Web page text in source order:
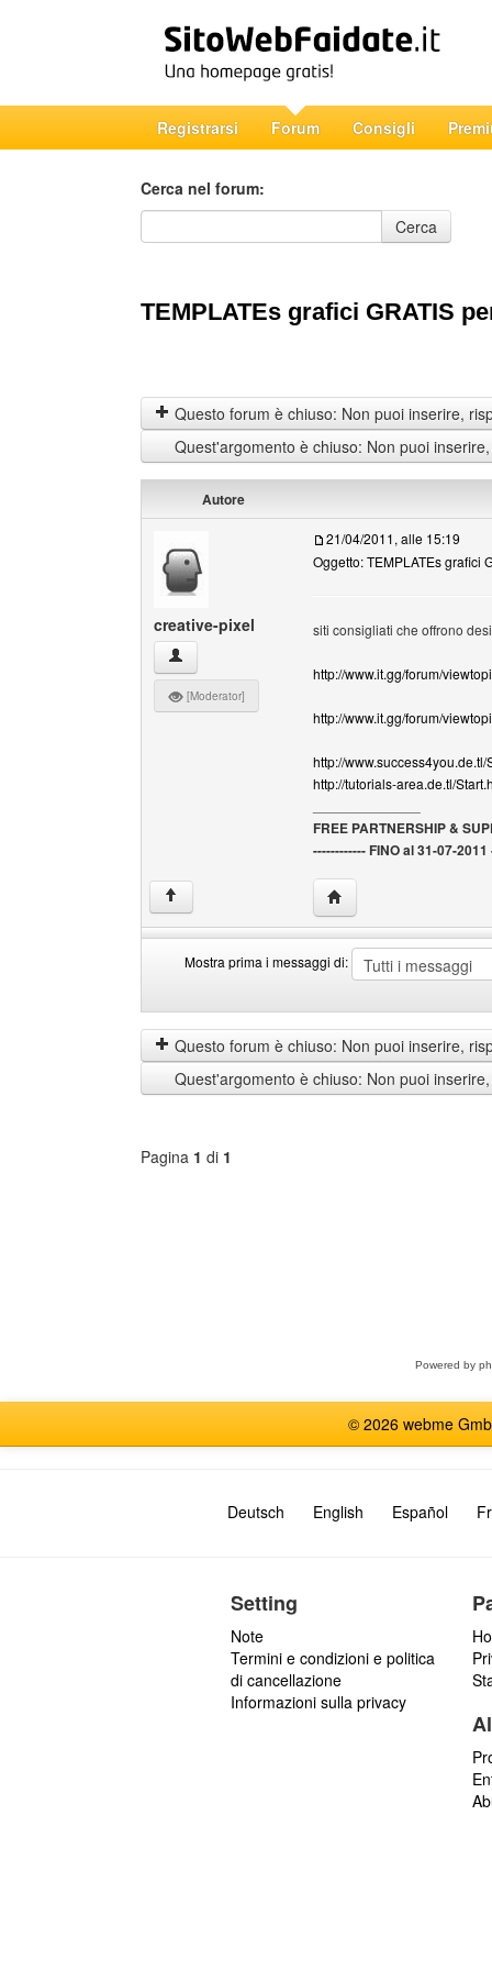
Registrarsi Forum Consigli
Cerca nel forum:
Cerca nel forum
Cerca
TEMPLATEs grafici GRATIS
Questo forum è chiuso: Non puoi inserire,
Quest'argomento è chiuso: Non puoi
Autore
creative-pixel
creative-pixel Profilo
[Moderator]
21/04/2011, alle 15:19
Oggetto: TEMPLATEs grafici
siti consigliati che offrono
http://www.it.gg/forum/
http://www.it.gg/forum/
http://www.success4you.de.tl/
http://tutorials-area.de.tl/
FREE PARTNERSHIP &
------------ FINO al 31-07-2011
↑ HomePage: creative-
Mostra prima i messaggi di:
prima
i
messaggi
di
by
Questo forum è chiuso: Non puoi inserire,
Quest'argomento è chiuso: Non puoi
Pagina 1 di 1
Powered by
© 2026 webme
Deutsch English Español
Setting
Note
Termini e condizioni e politica
di cancellazione
Informazioni sulla privacy